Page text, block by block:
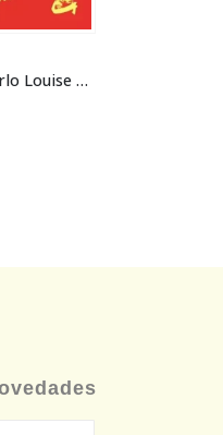
Tu puedes hacerlo Louise L. Hay (64 cartas)